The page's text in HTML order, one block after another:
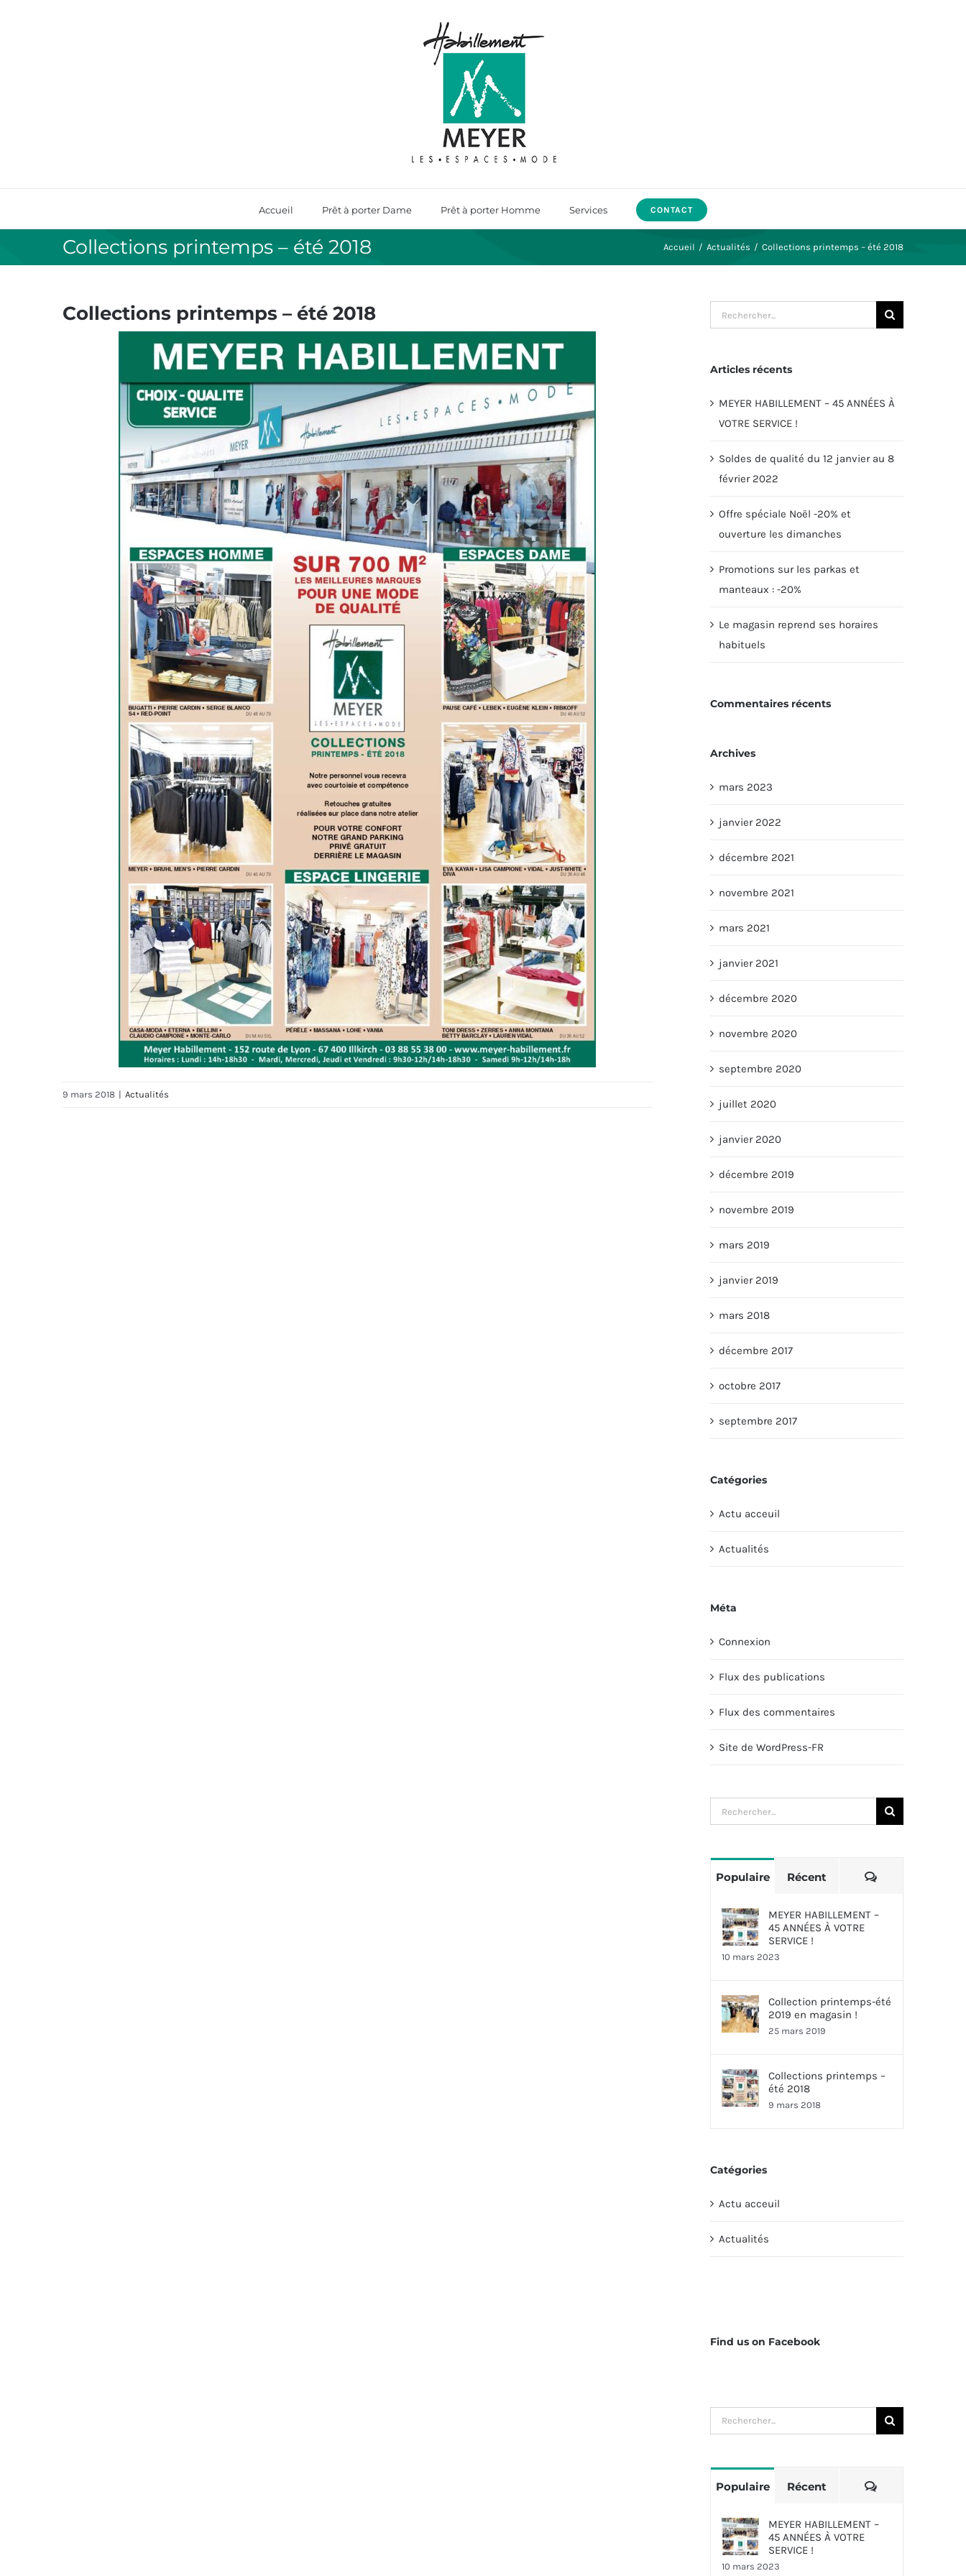
Accueil Prêt à porter Dame Prêt à porter Homme Services CONTACT
Collections printemps – été 2018 Accueil / Actualités / Collections printemps – été 2018
Collections printemps – été 2018
9 mars 2018 | Actualités
Rechercher:
Articles récents
MEYER HABILLEMENT – 45 ANNÉES À
VOTRE SERVICE !
Soldes de qualité du 12 janvier au 8
février 2022
Offre spéciale Noël -20% et
ouverture les dimanches
Promotions sur les parkas et
manteaux : -20%
Le magasin reprend ses horaires
habituels
Commentaires récents
Archives
mars 2023
janvier 2022
décembre 2021
novembre 2021
mars 2021
janvier 2021
décembre 2020
novembre 2020
septembre 2020
juillet 2020
janvier 2020
décembre 2019
novembre 2019
mars 2019
janvier 2019
mars 2018
décembre 2017
octobre 2017
septembre 2017
Catégories
Actu acceuil
Actualités
Méta
Connexion
Flux des publications
Flux des commentaires
Site de WordPress-FR
Rechercher:
Populaire Récent Commentaires
MEYER HABILLEMENT –
45 ANNÉES À VOTRE
SERVICE !
10 mars 2023
Collection printemps-été
2019 en magasin !
25 mars 2019
Collections printemps –
été 2018
9 mars 2018
Catégories
Actu acceuil
Actualités
Find us on Facebook
Rechercher:
Populaire Récent Commentaires
MEYER HABILLEMENT –
45 ANNÉES À VOTRE
SERVICE !
10 mars 2023